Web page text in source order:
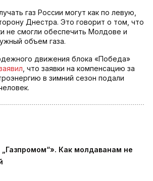
газ России могут как по левую,
Днестра. Это говорит о том, что
не смогли обеспечить Молдове и
объем газа.
движения блока «Победа»
, что заявки на компенсацию за
в зимний сезон подали
Как молдаванам не